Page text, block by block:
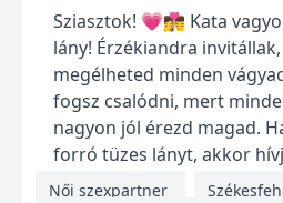
Sziasztok! 💗👩‍❤️‍💋‍👨 Kata
lány! Érzékiandra
megélheted minden
fogsz csalódni, mert
nagyon jól érezd magad.
forró tüzes lányt, akkor
Női szexpartner